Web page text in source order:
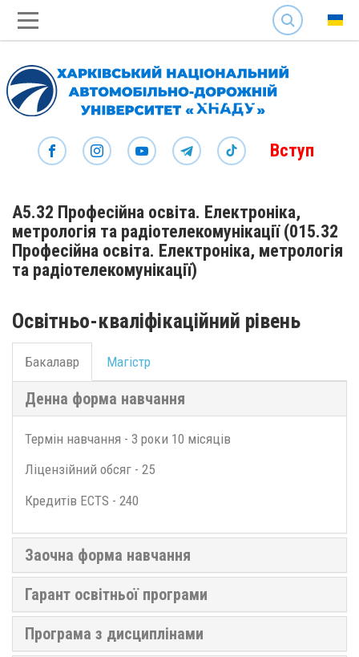
SEARCH
Вступ
А5.32 Професійна освіта. Електроніка,
метрологія та радіотелекомунікації (015.32
Професійна освіта. Електроніка, метрологія
та радіотелекомунікації)
Освітньо-кваліфікаційний рівень
Бакалавр Магістр
Денна форма навчання
Термін навчання - 3 роки 10 місяців
Ліцензійний обсяг - 25
Кредитів ECTS - 240
Заочна форма навчання
Гарант освітньої програми
Програма з дисциплінами